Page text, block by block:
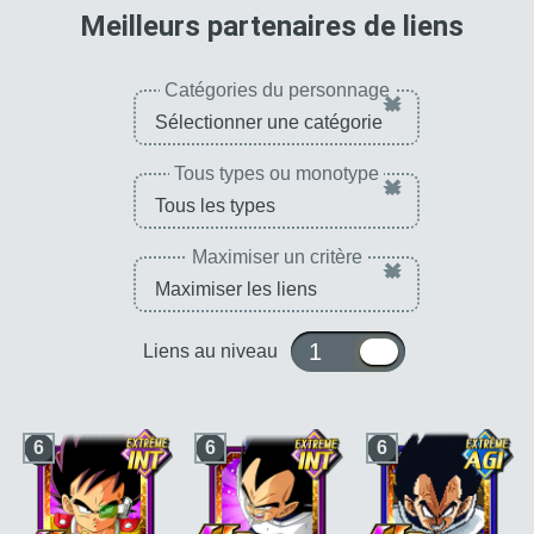
% pour le type E. INT
Meilleurs partenaires de liens
Catégories du personnage×
Tous types ou monotype ×
Maximiser un critère ×
Liens au niveau 1 ou 10
6 6 6